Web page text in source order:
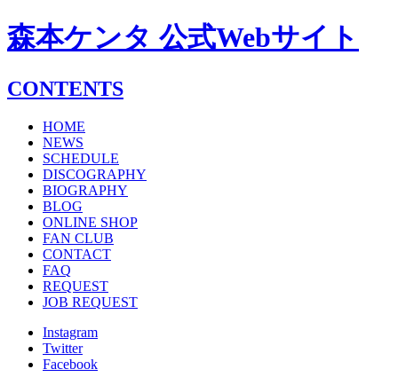
森本ケンタ 公式Webサイト
CONTENTS
HOME
NEWS
SCHEDULE
DISCOGRAPHY
BIOGRAPHY
BLOG
ONLINE SHOP
FAN CLUB
CONTACT
FAQ
REQUEST
JOB REQUEST
Instagram
Twitter
Facebook